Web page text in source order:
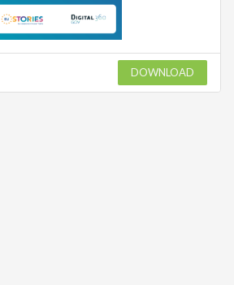
DOWNLOAD